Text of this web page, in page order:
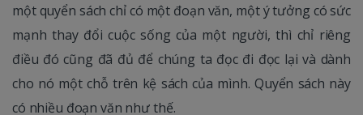
một quyển sách chỉ có một đoạn văn, một ý tưởng có sức
mạnh thay đổi cuộc sống của một người, thì chỉ riêng
điều đó cũng đã đủ để chúng ta đọc đi đọc lại và dành
cho nó một chỗ trên kệ sách của mình. Quyển sách này
có nhiều đoạn văn như thế.